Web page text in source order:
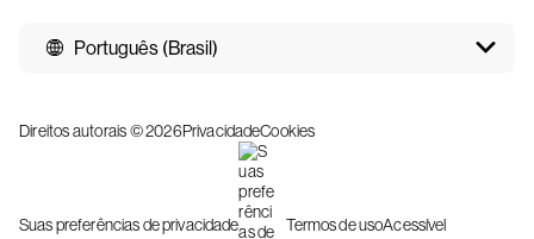
Português (Brasil)
Direitos autorais © 2026PrivacidadeCookies
Suas preferências de privacidade Termos de usoAcessível